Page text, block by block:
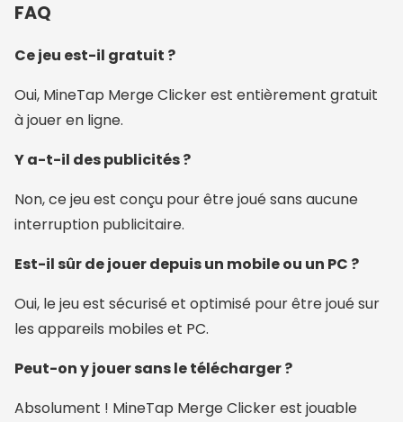
FAQ
Ce jeu est-il gratuit ?
Oui, MineTap Merge Clicker est entièrement gratuit
à jouer en ligne.
Y a-t-il des publicités ?
Non, ce jeu est conçu pour être joué sans aucune
interruption publicitaire.
Est-il sûr de jouer depuis un mobile ou un PC ?
Oui, le jeu est sécurisé et optimisé pour être joué sur
les appareils mobiles et PC.
Peut-on y jouer sans le télécharger ?
Absolument ! MineTap Merge Clicker est jouable